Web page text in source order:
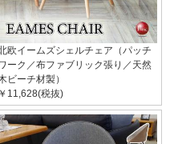
欧イームズシェルチェア（パッチ
ーク／布ファブリック張り／天然
ビーチ材製）
￥11,628(税抜)